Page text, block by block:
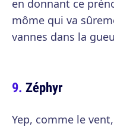
en donnant ce
môme qui va
vannes dans la
Zéphyr
Yep, comme le